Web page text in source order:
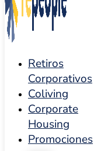
Retiros
Corporativos
Coliving
Corporate
Housing
Promociones